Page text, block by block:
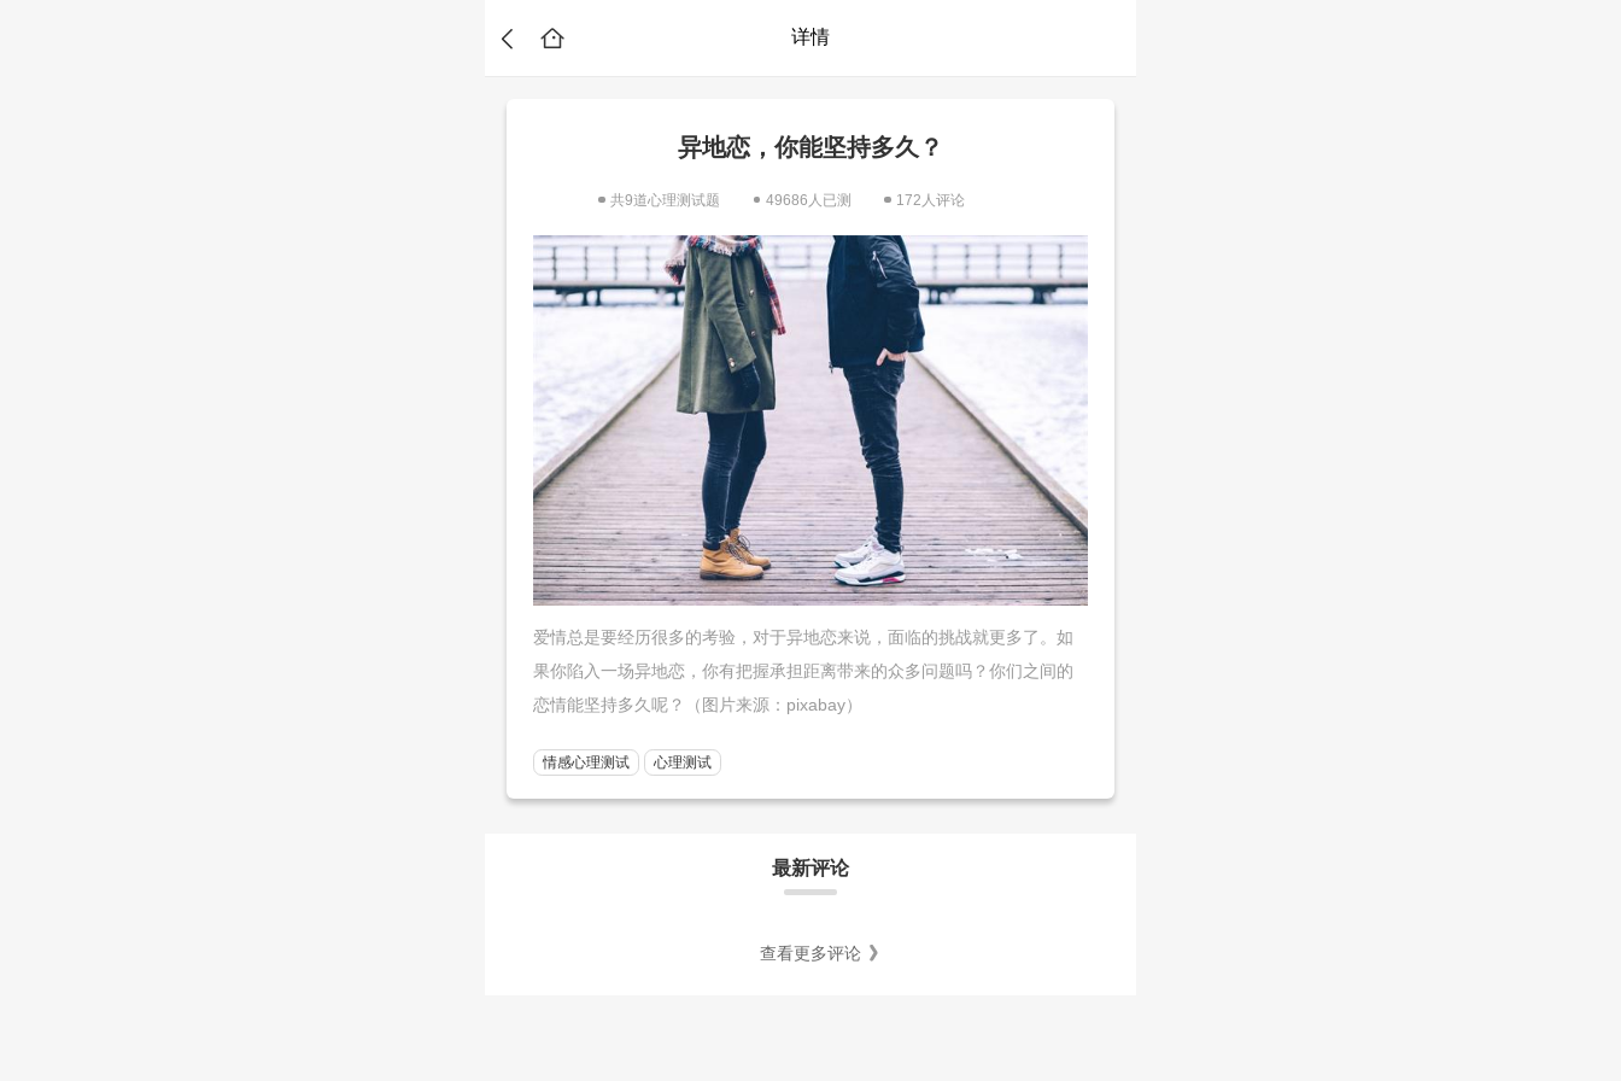
详情
异地恋，你能坚持多久？
共9道心理测试题 49686人已测 172人评论
爱情总是要经历很多的考验，对于异地恋来说，面临的挑战就更多了。如
果你陷入一场异地恋，你有把握承担距离带来的众多问题吗？你们之间的
恋情能坚持多久呢？（图片来源：pixabay）
情感心理测试 心理测试
最新评论
查看更多评论